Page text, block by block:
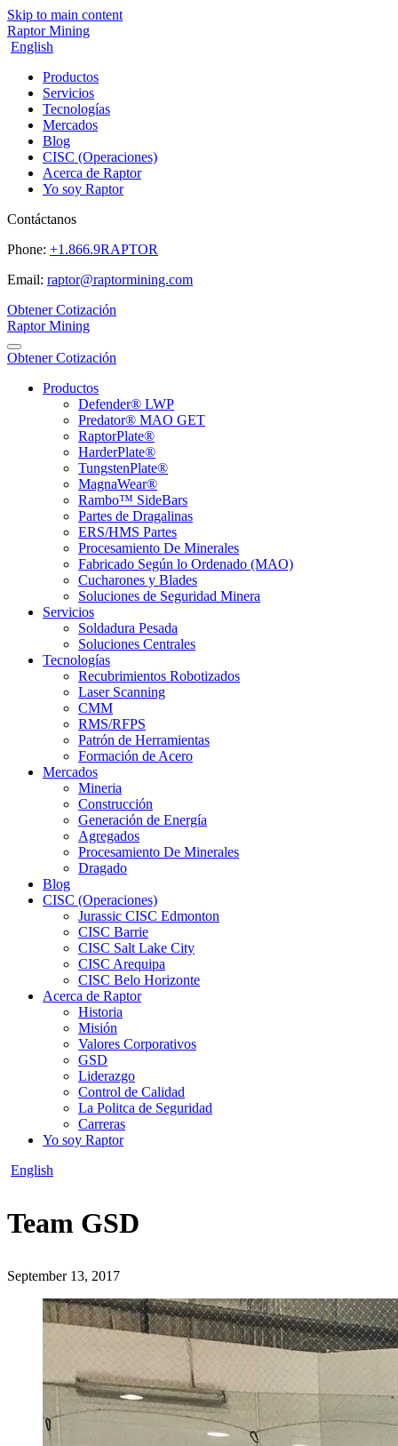
Skip to main content
Raptor Mining
English
Productos
Servicios
Tecnologías
Mercados
Blog
CISC (Operaciones)
Acerca de Raptor
Yo soy Raptor
Contáctanos
Phone: +1.866.9RAPTOR
Email: raptor@raptormining.com
Obtener Cotización
Raptor Mining
Obtener Cotización
Productos
Defender® LWP
Predator® MAO GET
RaptorPlate®
HarderPlate®
TungstenPlate®
MagnaWear®
Rambo™ SideBars
Partes de Dragalinas
ERS/HMS Partes
Procesamiento De Minerales
Fabricado Según lo Ordenado (MAO)
Cucharones y Blades
Soluciones de Seguridad Minera
Servicios
Soldadura Pesada
Soluciones Centrales
Tecnologías
Recubrimientos Robotizados
Laser Scanning
CMM
RMS/RFPS
Patrón de Herramientas
Formación de Acero
Mercados
Mineria
Construcción
Generación de Energía
Agregados
Procesamiento De Minerales
Dragado
Blog
CISC (Operaciones)
Jurassic CISC Edmonton
CISC Barrie
CISC Salt Lake City
CISC Arequipa
CISC Belo Horizonte
Acerca de Raptor
Historia
Misión
Valores Corporativos
GSD
Liderazgo
Control de Calidad
La Politca de Seguridad
Carreras
Yo soy Raptor
English
Team GSD
September 13, 2017